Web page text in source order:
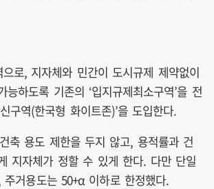
로, 지자체와 민간이 도시규제 제약없이
능하도록 기존의 ‘입지규제최소구역’을 전
구역(한국형 화이트존)’을 도입한다.
축 용도 제한을 두지 않고, 용적률과 건
지자체가 정할 수 있게 한다. 다만 단일
거용도는 50+α 이하로 한정했다.